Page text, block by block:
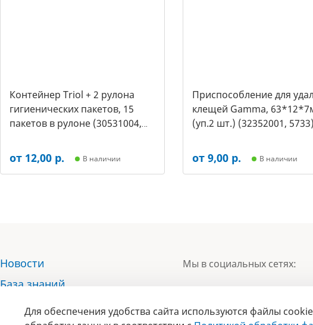
Контейнер Triol + 2 рулона
гигиенических пакетов, 15
пакетов в рулоне (30531004,
от 12,00 р. В наличии
Приспособление для
клещей Gamma,
(уп.2 шт.) (32352001, 5733)
от 9,00 р. В наличии
Новости
База знаний
Отзывы
Мы в социальных сетях:
БРЕНД
Для обеспечения удобства сайта используются файлы